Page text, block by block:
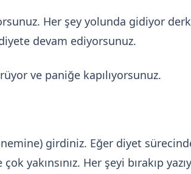
Her şey yolunda gidiyor
devam ediyorsunuz.
ve paniğe kapılıyorsunuz.
girdiniz. Eğer diyet
yakınsınız. Her şeyi bırakıp